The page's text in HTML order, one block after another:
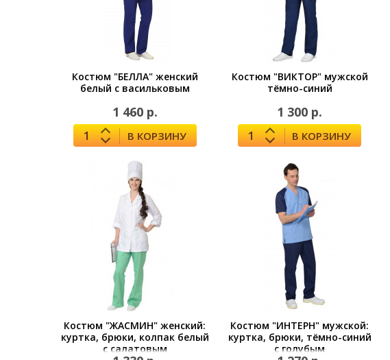
Костюм "БЕЛЛА" женский
белый с васильковым
1 460 р.
В КОРЗИНУ
Костюм "ВИКТОР" мужской
тёмно-синий
1 300 р.
В КОРЗИНУ
Костюм "ЖАСМИН" женский:
куртка, брюки, колпак белый
с салатовым
Костюм "ИНТЕРН" мужской:
куртка, брюки, тёмно-синий
с голубым